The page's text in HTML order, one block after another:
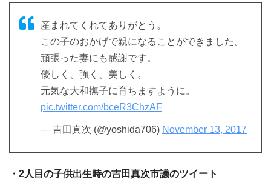
産まれてくれてありがとう。
この子のおかげで親になることができました。
頑張った妻にも感謝です。
優しく、強く、美しく。
元気な大和撫子に育ちますように。
pic.twitter.com/bceR3ChzAF
— 吉田真次 (@yoshida706) November 13, 2017
・2人目の子供出生時の吉田真次市議のツイート